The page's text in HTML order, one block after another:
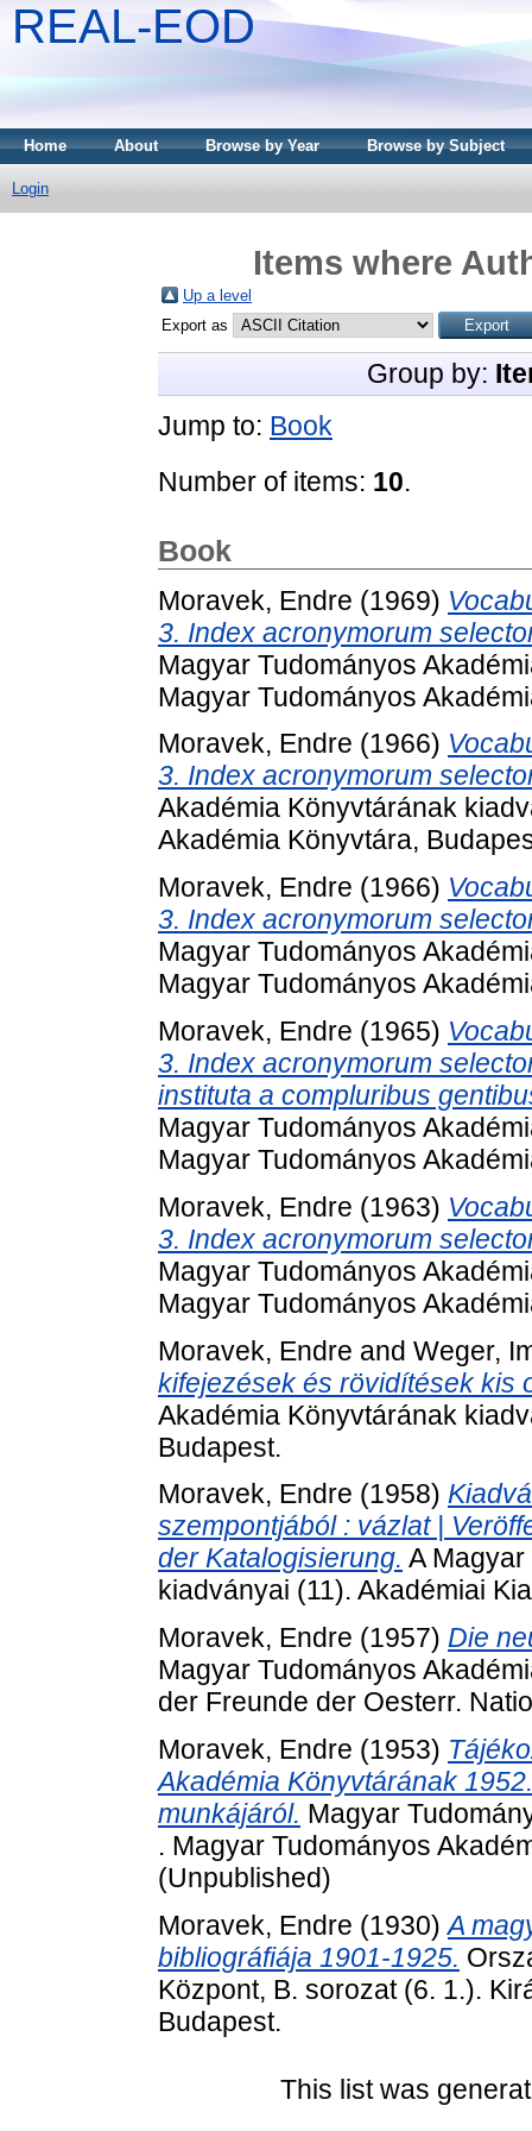
REAL-EOD
Home About Browse by Year Browse by Subject
Login
Items where
Up a level
Export as
Group by:
Jump to: Book
Number of items: 10.
Book
Moravek, Endre (1969)
3. Index acronymorum
Magyar Tudományos
Magyar Tudományos
Moravek, Endre (1966)
3. Index acronymorum
Akadémia Könyvtárának
Akadémia Könyvtára,
Moravek, Endre (1966)
3. Index acronymorum
Magyar Tudományos
Magyar Tudományos
Moravek, Endre (1965)
3. Index acronymorum
instituta a compluribus
Magyar Tudományos
Magyar Tudományos
Moravek, Endre (1963)
3. Index acronymorum
Magyar Tudományos
Magyar Tudományos
Moravek, Endre and Weger,
kifejezések és rövidítések kis
Akadémia Könyvtárának
Budapest.
Moravek, Endre (1958)
szempontjából : vázlat |
der Katalogisierung. A
kiadványai (11). Akadémiai
Moravek, Endre (1957) Die
Magyar Tudományos
der Freunde der Oesterr.
Moravek, Endre (1953)
Akadémia Könyvtárának
munkájáról. Magyar
. Magyar Tudományos
(Unpublished)
Moravek, Endre (1930)A
bibliográfiája 1901-1925.
Központ, B. sorozat (6. 1.).
Budapest.
This list was